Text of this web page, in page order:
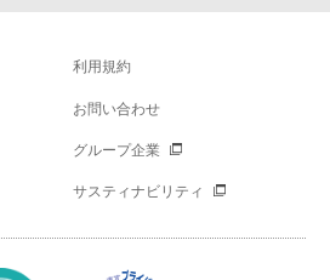
利用規約
お問い合わせ
グループ企業
サスティナビリティ